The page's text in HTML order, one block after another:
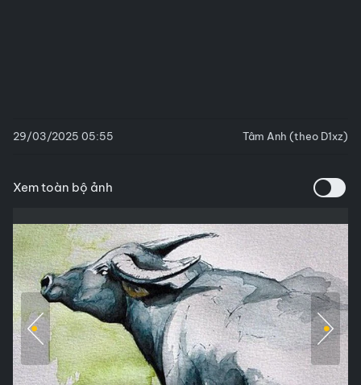
29/03/2025 05:55 Tâm Anh (theo D1xz)
Xem toàn bộ ảnh